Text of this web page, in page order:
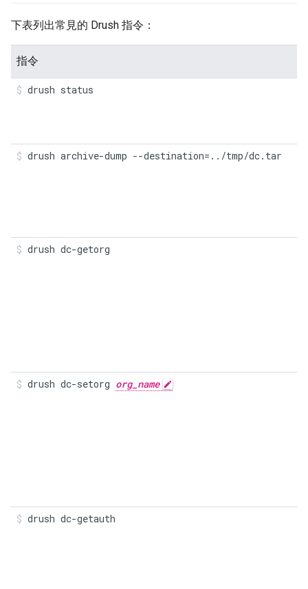
下表列出常見的 Drush 指令：
指令
drush status
drush archive-dump --destination=../tmp/dc.tar
drush dc-getorg
drush dc-setorg org_name
drush dc-getauth